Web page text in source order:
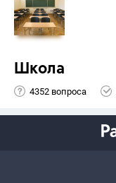
Школа
4352 вопроса